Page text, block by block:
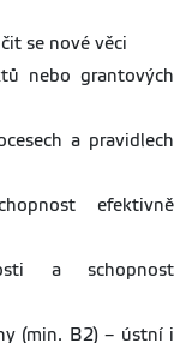
se nové věci
nebo grantových
a pravidlech
efektivně
a schopnost
(min. B2) – ústní i